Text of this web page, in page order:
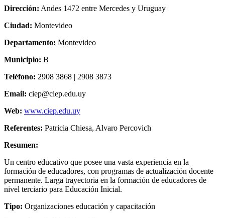
Dirección: Andes 1472 entre Mercedes y Uruguay
Ciudad: Montevideo
Departamento: Montevideo
Municipio: B
Teléfono: 2908 3868 | 2908 3873
Email: ciep@ciep.edu.uy
Web: www.ciep.edu.uy
Referentes: Patricia Chiesa, Alvaro Percovich
Resumen:
Un centro educativo que posee una vasta experiencia en la
formación de educadores, con programas de actualización docente
permanente. Larga trayectoria en la formación de educadores de
nivel terciario para Educación Inicial.
Tipo: Organizaciones educación y capacitación